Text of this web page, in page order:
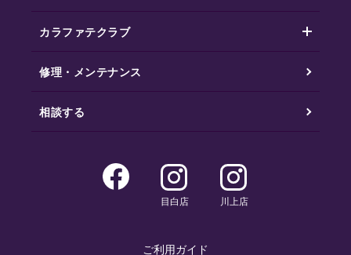
カラファテクラブ
修理・メンテナンス
相談する
目白店 川上店
ご利用ガイド